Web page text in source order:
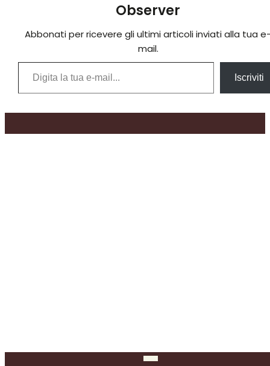
Observer
Abbonati per ricevere gli ultimi articoli inviati alla tua
mail.
Digita la tua e-mail...
Iscriviti